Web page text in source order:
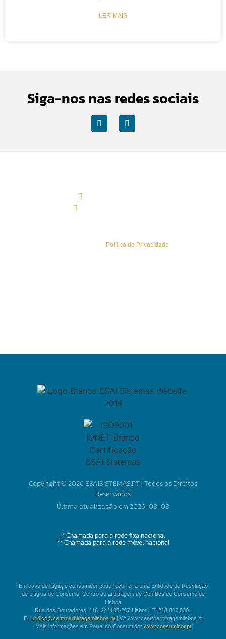
LER MAIS
Siga-nos nas redes sociais
Política de Privacidade
Copyright © 2026 ESAISISTEMAS.PT | Todos os Direitos
Reservados
Última atualização em 2026-08-08
* Chamada para a rede fixa nacional
** Chamada para a rede móvel nacional
Em caso de litígio, o consumidor pode recorrer a uma Entidade de Resolução
de Litígios de Consumo: Centro de arbitragem de Conflitos de Consumo de
Lisboa
Rua dos Douradores, 116, 2º 1100-207 Lisboa | T: 218 807 030 |
E. juridico@centroarbitragemlisboa.pt| W: www.centroarbitragemlisboa.pt
Mais informações em Portal do Consumidor www.consumidor.pt